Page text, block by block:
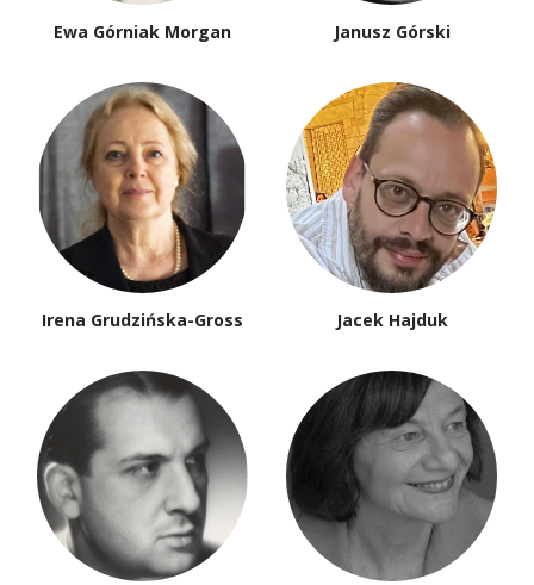
Ewa Górniak Morgan Janusz Górski
Irena Grudzińska-Gross Jacek Hajduk